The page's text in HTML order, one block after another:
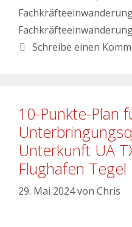
Schreibe einen
10-Punkte-Plan
Unterkunft UA
Flughafen Tegel
29. Mai 2024von Chris